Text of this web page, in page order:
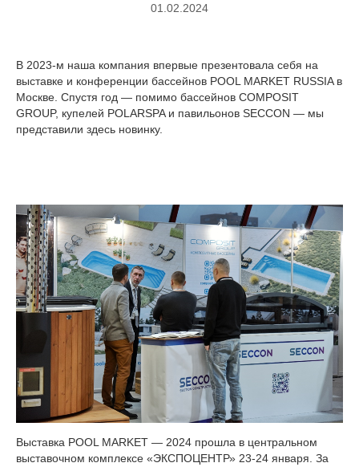
01.02.2024
В 2023-м наша компания впервые презентовала себя на
выставке и конференции бассейнов POOL MARKET RUSSIA в
Москве. Спустя год — помимо бассейнов COMPOSIT
GROUP, купелей POLARSPA и павильонов SECCON — мы
представили здесь новинку.
Выставка POOL MARKET — 2024 прошла в центральном
выставочном комплексе «ЭКСПОЦЕНТР» 23-24 января. За